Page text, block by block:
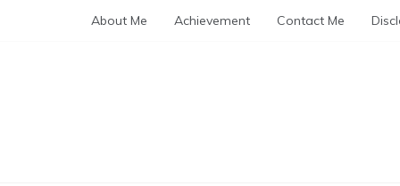
About Me Achievement Contact Me